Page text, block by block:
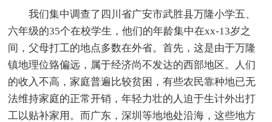
我们集中调查了四川省广安市武胜县万隆小学五、
六年级的35个在校学生，他们的年龄集中在xx-13岁之
间，父母打工的地点多数在外省。首先，这是由于万隆
镇地理位臵偏远，属于经济尚不发达的西部地区。人们
的收入不高，家庭普遍比较贫困，有些农民靠种地已无
法维持家庭的正常开销，年轻力壮的人迫于生计外出打
工以贴补家用。而广东，深圳等地地处沿海，这些地方